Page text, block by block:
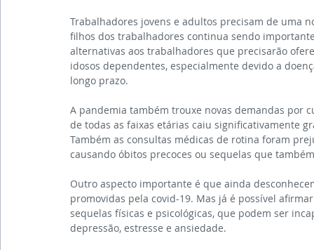
Trabalhadores jovens e adultos precisam de uma
filhos dos trabalhadores continua sendo
alternativas aos trabalhadores que precisarão
idosos dependentes, especialmente devido a
longo prazo.
A pandemia também trouxe novas demandas por
de todas as faixas etárias caiu significativamente
Também as consultas médicas de rotina foram
causando óbitos precoces ou sequelas que
Outro aspecto importante é que ainda
promovidas pela covid-19. Mas já é possível
sequelas físicas e psicológicas, que podem ser
depressão, estresse e ansiedade.